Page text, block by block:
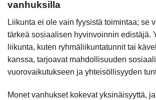
vanhuksilla
Liikunta ei ole vain fyysistä toimintaa; se
tärkeä sosiaalisen hyvinvoinnin edistäjä.
liikunta, kuten ryhmäliikuntatunnit tai
kanssa, tarjoavat mahdollisuuden
vuorovaikutukseen ja yhteisöllisyyden
Monet vanhukset kokevat yksinäisyyttä,